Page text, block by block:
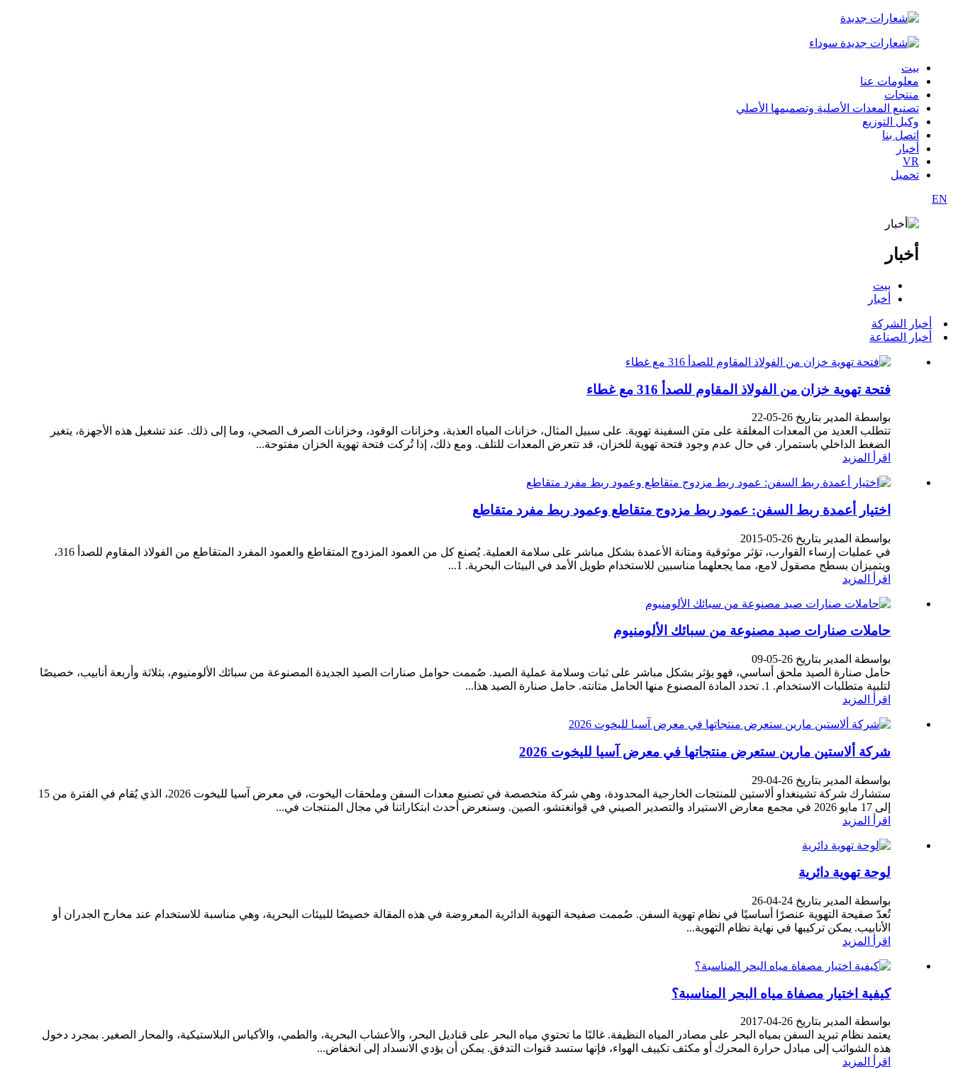
بيت
معلومات عنا
منتجات
تصنيع المعدات الأصلية وتصميمها الأصلي
وكيل التوزيع
اتصل بنا
أخبار
VR
تحميل
EN
أخبار
بيت
أخبار
أخبار الشركة
أخبار الصناعة
فتحة تهوية خزان من الفولاذ المقاوم للصدأ 316 مع غطاء
بواسطة المدير بتاريخ 26-05-22
تتطلب العديد من المعدات المغلقة على متن السفينة تهوية. على سبيل المثال، خزانات المياه العذبة، وخزانات الوقود، وخزانات الصرف الصحي، وما إلى ذلك. عند تشغيل هذه الأجهزة، يتغير
الضغط الداخلي باستمرار. في حال عدم وجود فتحة تهوية للخزان، قد تتعرض المعدات للتلف. ومع ذلك، إذا تُركت فتحة تهوية الخزان مفتوحة...
اقرأ المزيد
اختيار أعمدة ربط السفن: عمود ربط مزدوج متقاطع وعمود ربط مفرد متقاطع
بواسطة المدير بتاريخ 26-05-2015
في عمليات إرساء القوارب، تؤثر موثوقية ومتانة الأعمدة بشكل مباشر على سلامة العملية. يُصنع كل من العمود المزدوج المتقاطع والعمود المفرد المتقاطع من الفولاذ المقاوم للصدأ 316،
ويتميزان بسطح مصقول لامع، مما يجعلهما مناسبين للاستخدام طويل الأمد في البيئات البحرية. 1...
اقرأ المزيد
حاملات صنارات صيد مصنوعة من سبائك الألومنيوم
بواسطة المدير بتاريخ 26-05-09
حامل صنارة الصيد ملحق أساسي، فهو يؤثر بشكل مباشر على ثبات وسلامة عملية الصيد. صُممت حوامل صنارات الصيد الجديدة المصنوعة من سبائك الألومنيوم، بثلاثة وأربعة أنابيب، خصيصًا
لتلبية متطلبات الاستخدام. 1. تحدد المادة المصنوع منها الحامل متانته. حامل صنارة الصيد هذا...
اقرأ المزيد
شركة ألاستين مارين ستعرض منتجاتها في معرض آسيا لليخوت 2026
بواسطة المدير بتاريخ 26-04-29
ستشارك شركة تشينغداو ألاستين للمنتجات الخارجية المحدودة، وهي شركة متخصصة في تصنيع معدات السفن وملحقات اليخوت، في معرض آسيا لليخوت 2026، الذي يُقام في الفترة من 15
إلى 17 مايو 2026 في مجمع معارض الاستيراد والتصدير الصيني في قوانغتشو، الصين. وسنعرض أحدث ابتكاراتنا في مجال المنتجات في...
اقرأ المزيد
لوحة تهوية دائرية
بواسطة المدير بتاريخ 24-04-26
تُعدّ صفيحة التهوية عنصرًا أساسيًا في نظام تهوية السفن. صُممت صفيحة التهوية الدائرية المعروضة في هذه المقالة خصيصًا للبيئات البحرية، وهي مناسبة للاستخدام عند مخارج الجدران أو
الأنابيب. يمكن تركيبها في نهاية نظام التهوية...
اقرأ المزيد
كيفية اختيار مصفاة مياه البحر المناسبة؟
بواسطة المدير بتاريخ 26-04-2017
يعتمد نظام تبريد السفن بمياه البحر على مصادر المياه النظيفة. غالبًا ما تحتوي مياه البحر على قناديل البحر، والأعشاب البحرية، والطمي، والأكياس البلاستيكية، والمحار الصغير. بمجرد دخول
هذه الشوائب إلى مبادل حرارة المحرك أو مكثف تكييف الهواء، فإنها ستسد قنوات التدفق. يمكن أن يؤدي الانسداد إلى انخفاض...
اقرأ المزيد